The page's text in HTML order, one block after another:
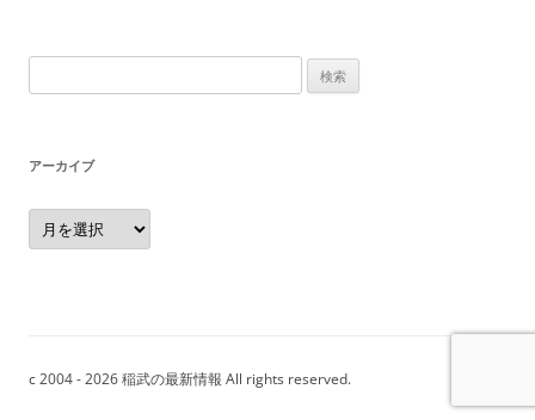
索:
アーカイブ
ア
ー
カ
c 2004 - 2026 稲武の最新情報 All rights reserved.